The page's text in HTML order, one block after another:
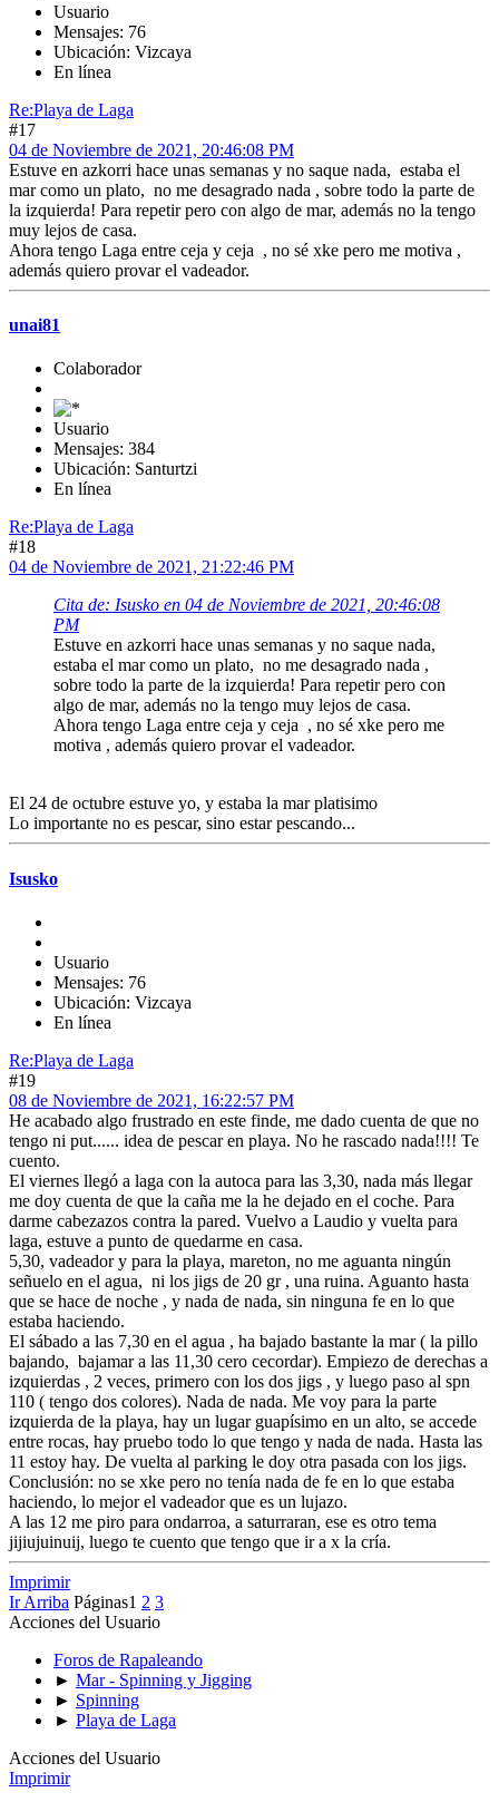
Usuario
Mensajes: 76
Ubicación: Vizcaya
En línea
Re:Playa de Laga
#17
04 de Noviembre de 2021, 20:46:08 PM
Estuve en azkorri hace unas semanas y no saque nada, estaba el
mar como un plato, no me desagrado nada , sobre todo la parte de
la izquierda! Para repetir pero con algo de mar, además no la tengo
muy lejos de casa.
Ahora tengo Laga entre ceja y ceja , no sé xke pero me motiva ,
además quiero provar el vadeador.
unai81
Colaborador
Usuario
Mensajes: 384
Ubicación: Santurtzi
En línea
Re:Playa de Laga
#18
04 de Noviembre de 2021, 21:22:46 PM
Cita de: Isusko en 04 de Noviembre de 2021, 20:46:08
PM
Estuve en azkorri hace unas semanas y no saque nada,
estaba el mar como un plato, no me desagrado nada ,
sobre todo la parte de la izquierda! Para repetir pero con
algo de mar, además no la tengo muy lejos de casa.
Ahora tengo Laga entre ceja y ceja , no sé xke pero me
motiva , además quiero provar el vadeador.
El 24 de octubre estuve yo, y estaba la mar platisimo
Lo importante no es pescar, sino estar pescando...
Isusko
Usuario
Mensajes: 76
Ubicación: Vizcaya
En línea
Re:Playa de Laga
#19
08 de Noviembre de 2021, 16:22:57 PM
He acabado algo frustrado en este finde, me dado cuenta de que no
tengo ni put...... idea de pescar en playa. No he rascado nada!!!! Te
cuento.
El viernes llegó a laga con la autoca para las 3,30, nada más llegar
me doy cuenta de que la caña me la he dejado en el coche. Para
darme cabezazos contra la pared. Vuelvo a Laudio y vuelta para
laga, estuve a punto de quedarme en casa.
5,30, vadeador y para la playa, mareton, no me aguanta ningún
señuelo en el agua, ni los jigs de 20 gr , una ruina. Aguanto hasta
que se hace de noche , y nada de nada, sin ninguna fe en lo que
estaba haciendo.
El sábado a las 7,30 en el agua , ha bajado bastante la mar ( la pillo
bajando, bajamar a las 11,30 cero cecordar). Empiezo de derechas a
izquierdas , 2 veces, primero con los dos jigs , y luego paso al spn
110 ( tengo dos colores). Nada de nada. Me voy para la parte
izquierda de la playa, hay un lugar guapísimo en un alto, se accede
entre rocas, hay pruebo todo lo que tengo y nada de nada. Hasta las
11 estoy hay. De vuelta al parking le doy otra pasada con los jigs.
Conclusión: no se xke pero no tenía nada de fe en lo que estaba
haciendo, lo mejor el vadeador que es un lujazo.
A las 12 me piro para ondarroa, a saturraran, ese es otro tema
jijiujuinuij, luego te cuento que tengo que ir a x la cría.
Imprimir
Ir Arriba Páginas1 2 3
Acciones del Usuario
Foros de Rapaleando
► Mar - Spinning y Jigging
► Spinning
► Playa de Laga
Acciones del Usuario
Imprimir